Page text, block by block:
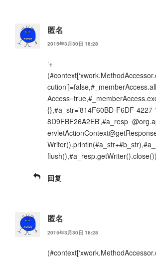
匿名
2015年3月30日 16:28
‘+
{},#a_str=’814F60BD-F6DF-4227-
回复
匿名
2015年3月30日 16:28